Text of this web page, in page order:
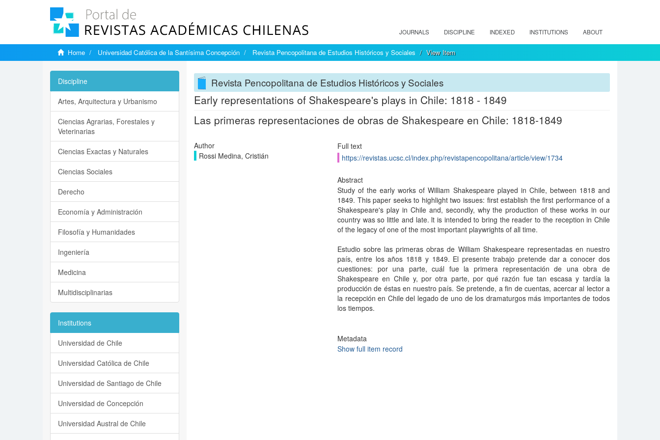
JOURNALS DISCIPLINE INDEXED INSTITUTIONS ABOUT
Home Universidad Católica de la Santísima Concepción Revista Pencopolitana de Estudios Históricos y Sociales View Item
Revista Pencopolitana de Estudios Históricos y Sociales
Early representations of Shakespeare's plays in Chile: 1818 - 1849
Las primeras representaciones de obras de Shakespeare en Chile: 1818-1849
Author
Rossi Medina, Cristián
Full text
https://revistas.ucsc.cl/index.php/revistapencopolitana/article/view/1734
Abstract
Study of the early works of William Shakespeare played in Chile, between 1818 and
1849. This paper seeks to highlight two issues: first establish the first performance of a
Shakespeare's play in Chile and, secondly, why the production of these works in our
country was so little and late. lt is intended to bring the reader to the reception in Chile
of the legacy of one of the most important playwrights of all time.
Estudio sobre las primeras obras de William Shakespeare representadas en nuestro
país, entre los años 1818 y 1849. El presente trabajo pretende dar a conocer dos
cuestiones: por una parte, cuál fue la primera representación de una obra de
Shakespeare en Chile y, por otra parte, por qué razón fue tan escasa y tardía la
producción de éstas en nuestro país. Se pretende, a fin de cuentas, acercar al lector a
la recepción en Chile del legado de uno de los dramaturgos más importantes de todos
los tiempos.
Metadata
Show full item record
Discipline
Artes, Arquitectura y Urbanismo
Ciencias Agrarias, Forestales y
Veterinarias
Ciencias Exactas y Naturales
Ciencias Sociales
Derecho
Economía y Administración
Filosofía y Humanidades
Ingeniería
Medicina
Multidisciplinarias
Institutions
Universidad de Chile
Universidad Católica de Chile
Universidad de Santiago de Chile
Universidad de Concepción
Universidad Austral de Chile